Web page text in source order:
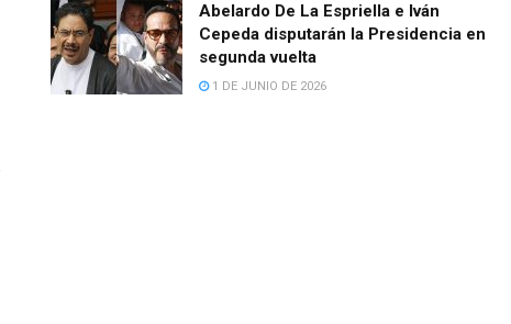
Abelardo De La Espriella e Iván
Cepeda disputarán la Presidencia en
segunda vuelta
1 DE JUNIO DE 2026